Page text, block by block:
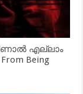
എല്ലാം
Being